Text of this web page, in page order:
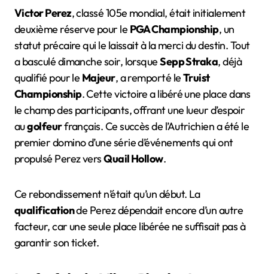
Victor Perez, classé 105e mondial, était initialement
deuxième réserve pour le PGA Championship, un
statut précaire qui le laissait à la merci du destin. Tout
a basculé dimanche soir, lorsqueSepp Straka, déjà
qualifié pour le Majeur, a remporté leTruist
Championship. Cette victoire a libéré une place dans
le champ des participants, offrant une lueur d’espoir
augolfeurfrançais. Ce succès de l’Autrichien a été le
premier domino d’une série d’événements qui ont
propulsé Perez versQuail Hollow.
Ce rebondissement n’était qu’un début. La
qualificationde Perez dépendait encore d’un autre
facteur, car une seule place libérée ne suffisait pas à
garantir son ticket.